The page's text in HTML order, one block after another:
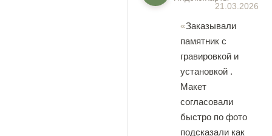
21.03.2026
Заказывали
памятник с
гравировкой и
установкой .
Макет
согласовали
быстро по фото
подсказали как